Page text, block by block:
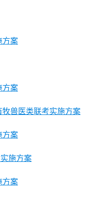
方案
方案
兽医类联考实施方案
方案
施方案
方案